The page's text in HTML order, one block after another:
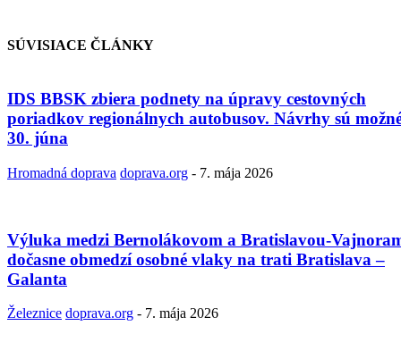
SÚVISIACE ČLÁNKY
IDS BBSK zbiera podnety na úpravy cestovných
poriadkov regionálnych autobusov. Návrhy sú
30. júna
Hromadná doprava doprava.org - 7. mája 2026
Výluka medzi Bernolákovom a Bratislavou-
dočasne obmedzí osobné vlaky na trati Bratislava –
Galanta
Železnice doprava.org - 7. mája 2026